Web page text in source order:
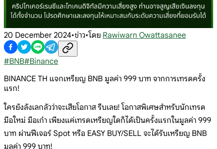
20 December 2024•ข่าว•โดย Rawiwarn Owattasanee
#BNB#Binance
BINANCE TH แจกเหรียญ BNB มูลค่า 999 บาท จากการเทรดครั้ง
แรก!
ใครยังลังเลกลัวว่าจะเสียโอกาส รีบเลย! โอกาสพิเศษสำหรับนักเทรด
มือใหม่ มือเก๋า เพียงแค่เทรดเหรียญใดก็ได้เป็นครั้งแรกในมูลค่า 999
บาท ผ่านฟีเจอร์ Spot หรือ EASY BUY/SELL จะได้รับเหรียญ BNB
มูลค่า 999 บาท!